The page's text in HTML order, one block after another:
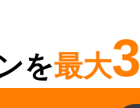
を最大3